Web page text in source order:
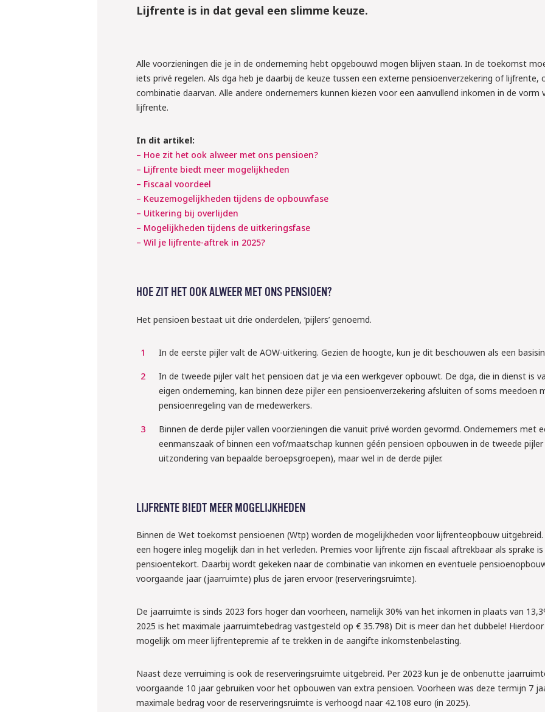
Lijfrente is in dat geval een slimme keuze.
Alle voorzieningen die je in de onderneming hebt opgebouwd mogen blijven staan. In de toekomst
iets privé regelen. Als dga heb je daarbij de keuze tussen een externe pensioenverzekering of lijfrente,
combinatie daarvan. Alle andere ondernemers kunnen kiezen voor een aanvullend inkomen in de vorm
lijfrente.
In dit artikel:
– Hoe zit het ook alweer met ons pensioen?
– Lijfrente biedt meer mogelijkheden
– Fiscaal voordeel
– Keuzemogelijkheden tijdens de opbouwfase
– Uitkering bij overlijden
– Mogelijkheden tijdens de uitkeringsfase
– Wil je lijfrente-aftrek in 2025?
HOE ZIT HET OOK ALWEER MET ONS PENSIOEN?
Het pensioen bestaat uit drie onderdelen, ‘pijlers’ genoemd.
In de eerste pijler valt de AOW-uitkering. Gezien de hoogte, kun je dit beschouwen als een
In de tweede pijler valt het pensioen dat je via een werkgever opbouwt. De dga, die in dienst is
eigen onderneming, kan binnen deze pijler een pensioenverzekering afsluiten of soms meedoen
pensioenregeling van de medewerkers.
Binnen de derde pijler vallen voorzieningen die vanuit privé worden gevormd. Ondernemers met
eenmanszaak of binnen een vof/maatschap kunnen géén pensioen opbouwen in de tweede
uitzondering van bepaalde beroepsgroepen), maar wel in de derde pijler.
LIJFRENTE BIEDT MEER MOGELIJKHEDEN
Binnen de Wet toekomst pensioenen (Wtp) worden de mogelijkheden voor lijfrenteopbouw uitgebreid.
een hogere inleg mogelijk dan in het verleden. Premies voor lijfrente zijn fiscaal aftrekbaar als sprake is
pensioentekort. Daarbij wordt gekeken naar de combinatie van inkomen en eventuele
voorgaande jaar (jaarruimte) plus de jaren ervoor (reserveringsruimte).
De jaarruimte is sinds 2023 fors hoger dan voorheen, namelijk 30% van het inkomen in plaats van
2025 is het maximale jaarruimtebedrag vastgesteld op € 35.798) Dit is meer dan het dubbele!
mogelijk om meer lijfrentepremie af te trekken in de aangifte inkomstenbelasting.
Naast deze verruiming is ook de reserveringsruimte uitgebreid. Per 2023 kun je de onbenutte
voorgaande 10 jaar gebruiken voor het opbouwen van extra pensioen. Voorheen was deze termijn 7
maximale bedrag voor de reserveringsruimte is verhoogd naar 42.108 euro (in 2025).
Liesbeth en Rens vertellen wat je moet
regelen
10 september 2026
Webinar: ‘WTTA: ben jij
regels rondom het
inlenen van arbeids-